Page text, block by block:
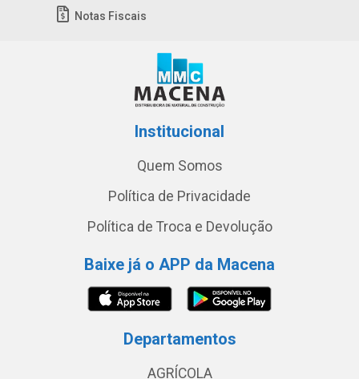
Notas Fiscais
Institucional
Quem Somos
Política de Privacidade
Política de Troca e Devolução
Baixe já o APP da Macena
Departamentos
AGRÍCOLA